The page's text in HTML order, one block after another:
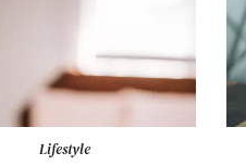
Lifestyle